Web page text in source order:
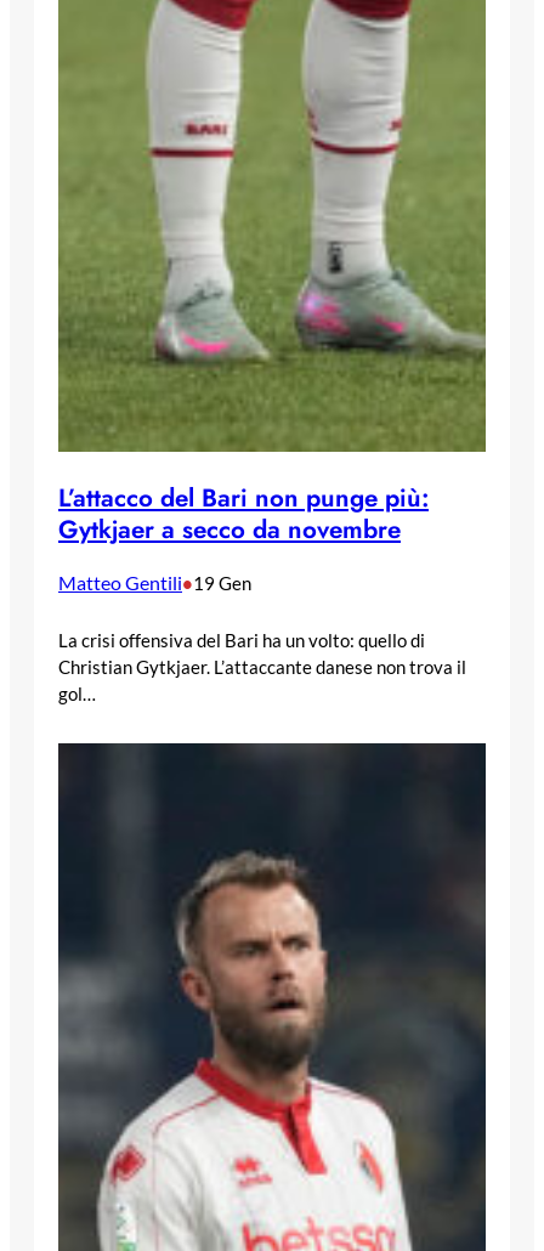
L’attacco del Bari non punge più:
Gytkjaer a secco da novembre
Matteo Gentili•19 Gen
La crisi offensiva del Bari ha un volto: quello di
Christian Gytkjaer. L’attaccante danese non trova il
gol…